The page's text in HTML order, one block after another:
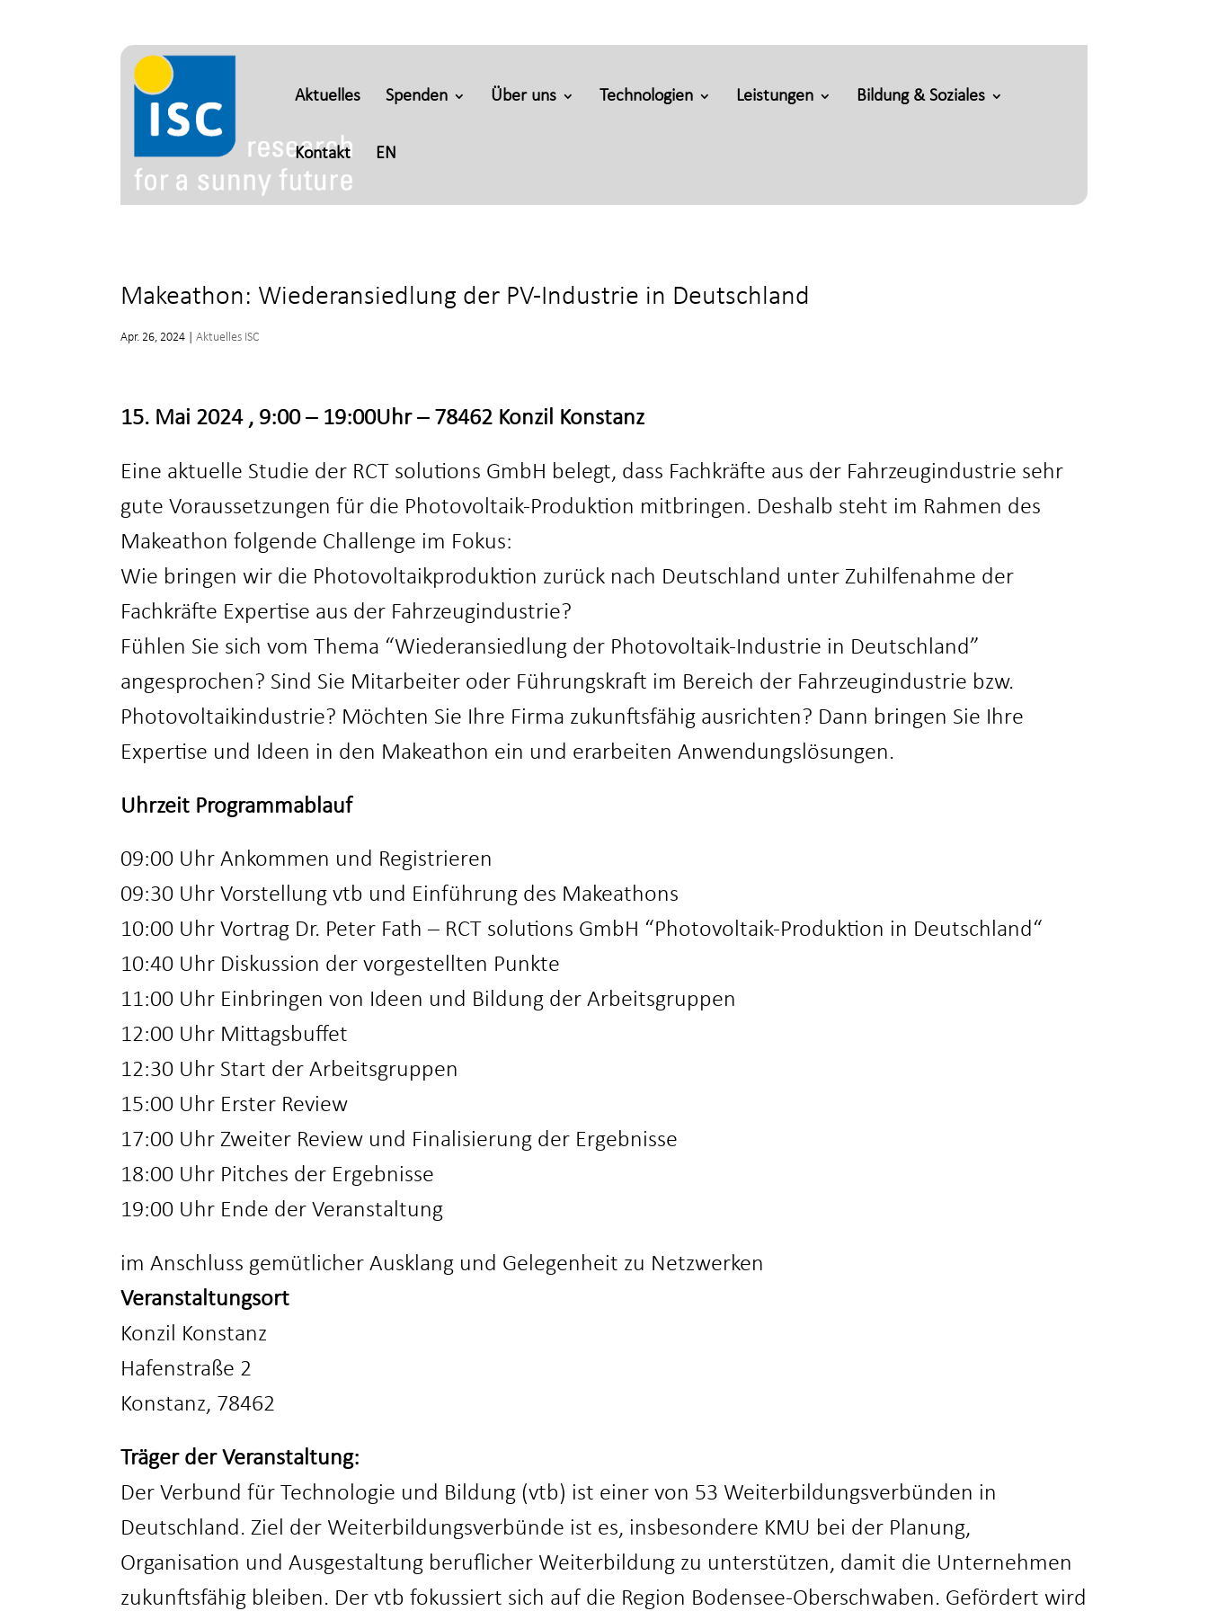
Aktuelles Spenden Über uns Technologien Leistungen Bildung & Soziales
Kontakt EN
Makeathon: Wiederansiedlung der PV-Industrie in Deutschland
Apr. 26, 2024 |Aktuelles ISC
15. Mai 2024 , 9:00 – 19:00Uhr – 78462 Konzil Konstanz
Eine aktuelle Studie der RCT solutions GmbH belegt, dass Fachkräfte aus der Fahrzeugindustrie sehr
gute Voraussetzungen für die Photovoltaik-Produktion mitbringen. Deshalb steht im Rahmen des
Makeathon folgende Challenge im Fokus:
Wie bringen wir die Photovoltaikproduktion zurück nach Deutschland unter Zuhilfenahme der
Fachkräfte Expertise aus der Fahrzeugindustrie?
Fühlen Sie sich vom Thema “Wiederansiedlung der Photovoltaik-Industrie in Deutschland”
angesprochen? Sind Sie Mitarbeiter oder Führungskraft im Bereich der Fahrzeugindustrie bzw.
Photovoltaikindustrie? Möchten Sie Ihre Firma zukunftsfähig ausrichten? Dann bringen Sie Ihre
Expertise und Ideen in den Makeathon ein und erarbeiten Anwendungslösungen.
Uhrzeit Programmablauf
09:00 Uhr Ankommen und Registrieren
09:30 Uhr Vorstellung vtb und Einführung des Makeathons
10:00 Uhr Vortrag Dr. Peter Fath – RCT solutions GmbH “Photovoltaik-Produktion in Deutschland“
10:40 Uhr Diskussion der vorgestellten Punkte
11:00 Uhr Einbringen von Ideen und Bildung der Arbeitsgruppen
12:00 Uhr Mittagsbuffet
12:30 Uhr Start der Arbeitsgruppen
15:00 Uhr Erster Review
17:00 Uhr Zweiter Review und Finalisierung der Ergebnisse
18:00 Uhr Pitches der Ergebnisse
19:00 Uhr Ende der Veranstaltung
im Anschluss gemütlicher Ausklang und Gelegenheit zu Netzwerken
Veranstaltungsort
Konzil Konstanz
Hafenstraße 2
Konstanz, 78462
Träger der Veranstaltung:
Der Verbund für Technologie und Bildung (vtb) ist einer von 53 Weiterbildungsverbünden in
Deutschland. Ziel der Weiterbildungsverbünde ist es, insbesondere KMU bei der Planung,
Organisation und Ausgestaltung beruflicher Weiterbildung zu unterstützen, damit die Unternehmen
zukunftsfähig bleiben. Der vtb fokussiert sich auf die Region Bodensee-Oberschwaben. Gefördert wird